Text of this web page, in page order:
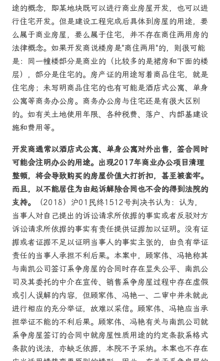
途的概念，即某地块既可以进行商业房屋开发，也可以进
行住宅开发。但是建设工程完成后具体到房屋的用途，要
么属于商业房屋，要么属于住宅，并不存在商住两用房的
法律概念。如果开发商说楼房是"商住两用"的，则很可能
是：同一幢楼部分是商业的（比较多的是裙房和下面的楼
层），部分是住宅的。房产证的用途写着商品住宅，就是
住宅房；未写明商品住宅的也有可能是酒店式公寓、单身
公寓等商务办公房。商务办公房与住宅还是有很大区别
的。如有关土地使用年限、各种税费、落户、内部基建设
施和费用等。
开发商通常以酒店式公寓、单身公寓对外出售，签合同时
可能会注明办公的用途。出现2017年商业办公项目清理
整顿，将会导致购买的房屋价值大打折扣，甚至被套牢。
而且，以不能居住为由起诉解除合同也不会的得到法院的
支持。
（2018）沪01民终1512号判决书认为：认为，
当事人对自己提出的诉讼请求所依据的事实或者反驳对方
诉讼请求所依据的事实有责任提供证据加以证明。没有证
据或者证据不足以证明当事人的事实主张的，由负有举证
责任的当事人承担不利后果。本案中，顾家伟、冯艳称其
与南凯公司签订系争房屋的合同时存在显失公平、南凯公
司及其委托的中介在宣传、销售系争房屋过程中存在虚假
或引人误解的内容，但顾家伟、冯艳一、二审中并未就此
进行相应的充分举证，故难以采信。顾家伟、冯艳应当承
担举证不能的不利后果。顾家伟、冯艳有关与南凯公司就
系争房屋签订的合同中就房屋性质用途的约定条款系格式
条款的说法，亦缺乏依据，本院不予采纳。本案也不存在